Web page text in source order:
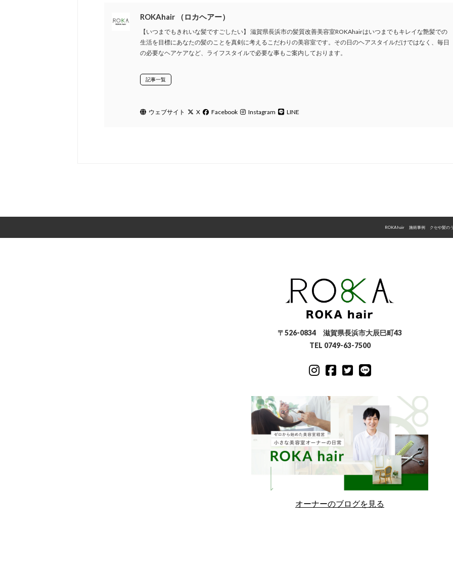
ROKAhair （ロカヘアー）
【いつまでもきれいな髪ですごしたい】 滋賀県長浜市の髪質改善美容室ROKAhairはいつまでもキレイな艶髪での
生活を目標にあなたの髪のことを真剣に考えるこだわりの美容室です。その日のヘアスタイルだけではなく、毎日
の必要なヘアケアなど、ライフスタイルで必要な事もご案内しております。
記事一覧
ウェブサイト X Facebook Instagram LINE
ROKA hair 施術事例 クセや髪の
〒526-0834 滋賀県長浜市大辰巳町43
TEL 0749-63-7500
オーナーのブログを見る